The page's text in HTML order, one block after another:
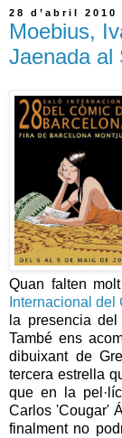
28 d’abril 2010
Moebius,
Jaenada al
Quan falten
Internacional
la presencia
També ens
dibuixant de
tercera estrella
que en la
Carlos 'Cougar'
finalment no